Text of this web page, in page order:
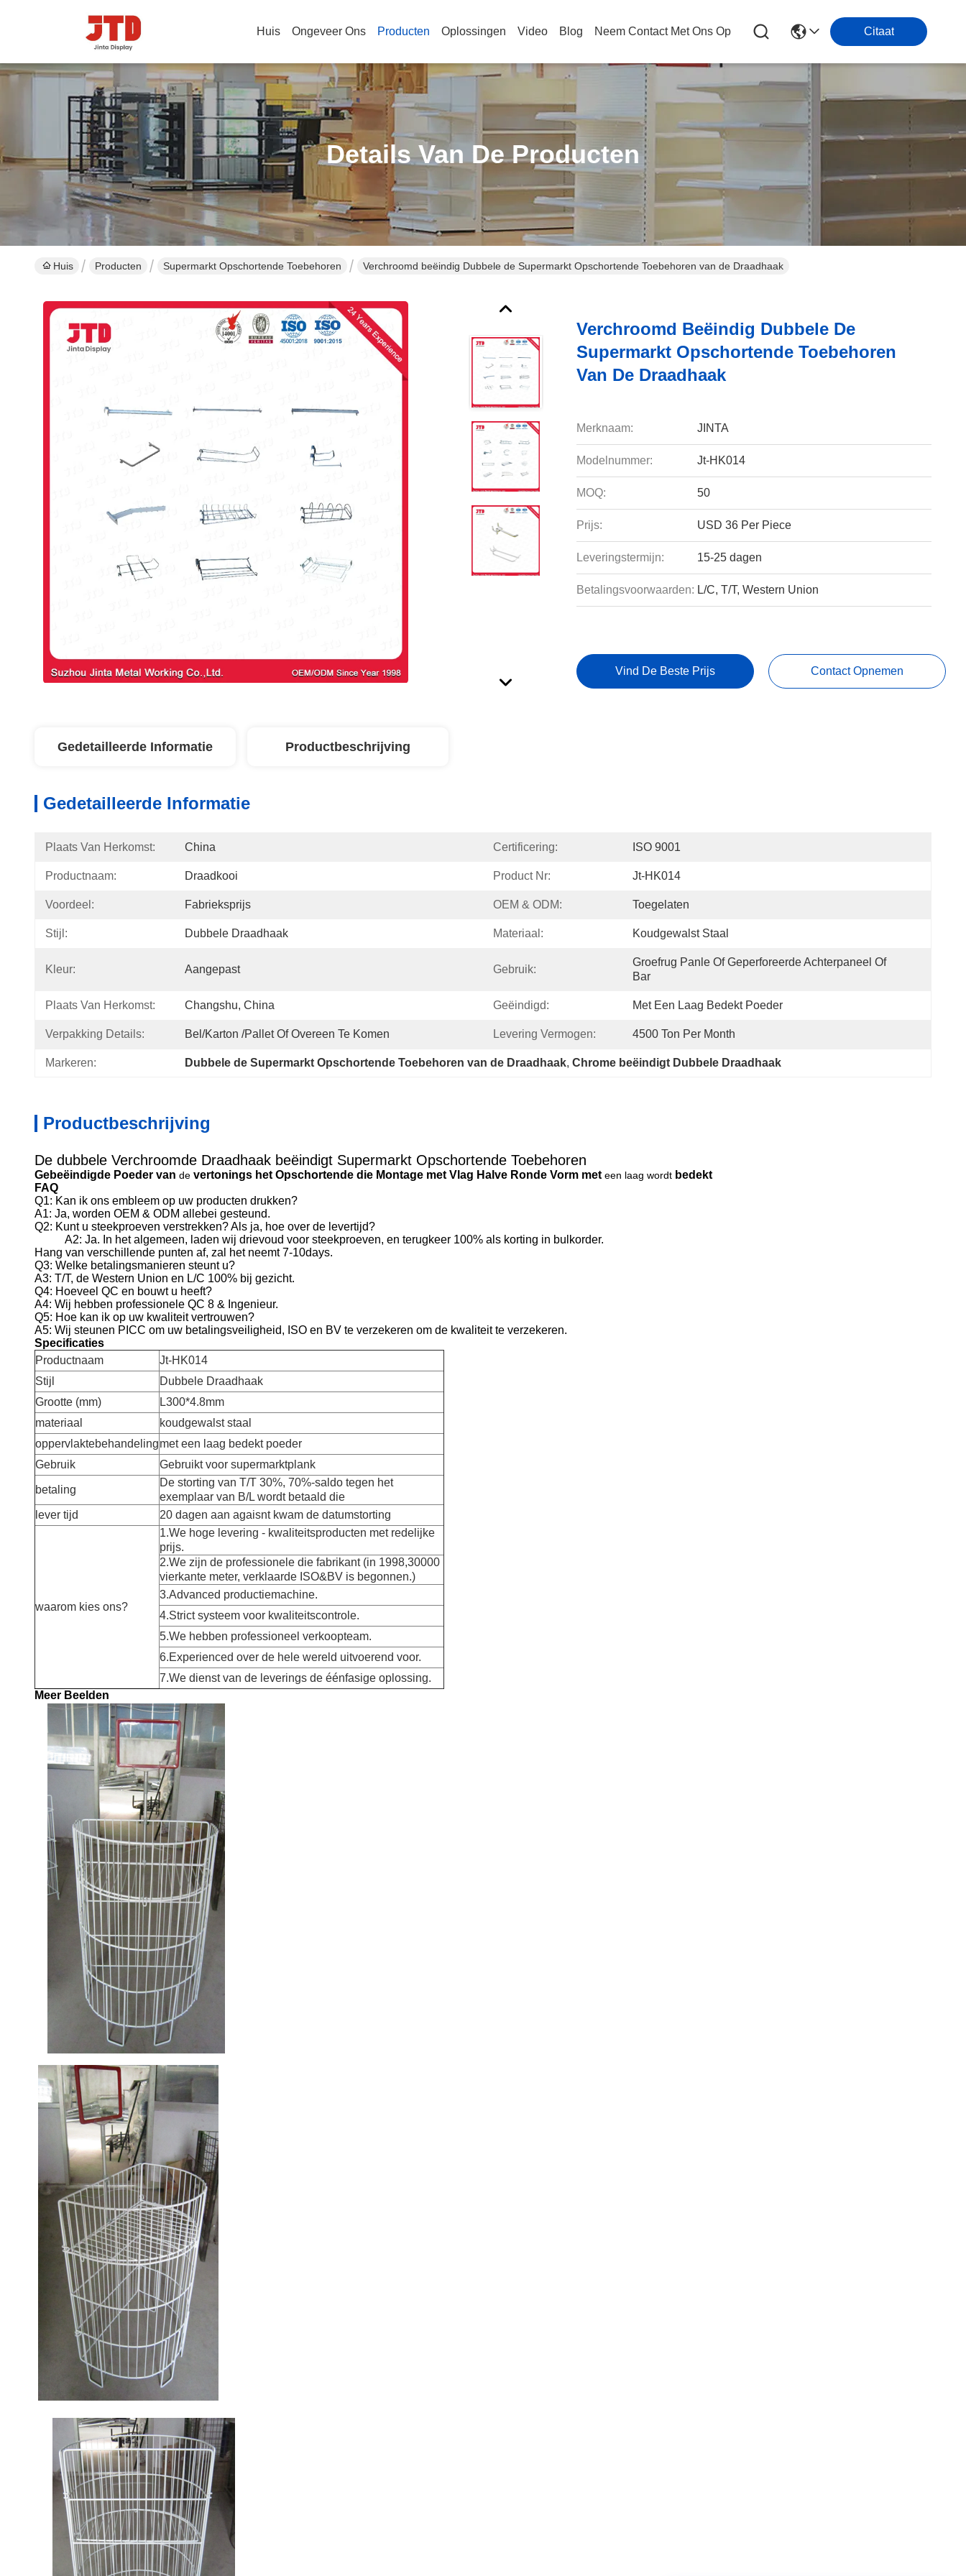
Huis Ongeveer Ons Producten Oplossingen Video Blog Neem Contact Met Ons Op Citaat
Details Van De Producten
Huis Producten Supermarkt Opschortende Toebehoren Verchroomd beëindig Dubbele de Supermarkt Opschortende Toebehoren van de Draadhaak
Verchroomd Beëindig Dubbele De
Supermarkt Opschortende Toebehoren
Van De Draadhaak
Merknaam: JINTA
Modelnummer: Jt-HK014
MOQ: 50
Prijs: USD 36 Per Piece
Leveringstermijn: 15-25 dagen
Betalingsvoorwaarden: L/C, T/T, Western Union
Vind De Beste Prijs Contact Opnemen
Gedetailleerde Informatie Productbeschrijving
Gedetailleerde Informatie
Plaats Van Herkomst: China Certificering: ISO 9001
Productnaam: Draadkooi Product Nr: Jt-HK014
Voordeel: Fabrieksprijs OEM & ODM: Toegelaten
Stijl: Dubbele Draadhaak Materiaal: Koudgewalst Staal
Kleur: Aangepast Gebruik:
Groefrug Panle Of Geperforeerde Achterpaneel Of
Bar
Plaats Van Herkomst: Changshu, China Geëindigd: Met Een Laag Bedekt Poeder
Verpakking Details: Bel/karton /pallet Of Overeen Te Komen Levering Vermogen: 4500 Ton Per Month
Markeren: Dubbele de Supermarkt Opschortende Toebehoren van de Draadhaak, Chrome beëindigt Dubbele Draadhaak
Productbeschrijving
De dubbele Verchroomde Draadhaak beëindigt Supermarkt Opschortende Toebehoren
Gebeëindigde Poeder van de vertonings het Opschortende die Montage met Vlag Halve Ronde Vorm met een laag wordt bedekt
FAQ
Q1: Kan ik ons embleem op uw producten drukken?
A1: Ja, worden OEM & ODM allebei gesteund.
Q2: Kunt u steekproeven verstrekken? Als ja, hoe over de levertijd?
A2: Ja. In het algemeen, laden wij drievoud voor steekproeven, en terugkeer 100% als korting in bulkorder.
Hang van verschillende punten af, zal het neemt 7-10days.
Q3: Welke betalingsmanieren steunt u?
A3: T/T, de Western Union en L/C 100% bij gezicht.
Q4: Hoeveel QC en bouwt u heeft?
A4: Wij hebben professionele QC 8 & Ingenieur.
Q5: Hoe kan ik op uw kwaliteit vertrouwen?
A5: Wij steunen PICC om uw betalingsveiligheid, ISO en BV te verzekeren om de kwaliteit te verzekeren.
Specificaties
Productnaam
Jt-HK014
Stijl
Dubbele Draadhaak
Grootte (mm)
L300*4.8mm
materiaal
koudgewalst staal
oppervlaktebehandelingmet een laag bedekt poeder
Gebruik
Gebruikt voor supermarktplank
betaling
De storting van T/T 30%, 70%-saldo tegen het
exemplaar van B/L wordt betaald die
lever tijd
20 dagen aan agaisnt kwam de datumstorting
waarom kies ons?
1.We hoge levering - kwaliteitsproducten met redelijke
prijs.
2.We zijn de professionele die fabrikant (in 1998,30000
vierkante meter, verklaarde ISO&BV is begonnen.)
3.Advanced productiemachine.
4.Strict systeem voor kwaliteitscontrole.
5.We hebben professioneel verkoopteam.
6.Experienced over de hele wereld uitvoerend voor.
7.We dienst van de leverings de éénfasige oplossing.
Meer Beelden